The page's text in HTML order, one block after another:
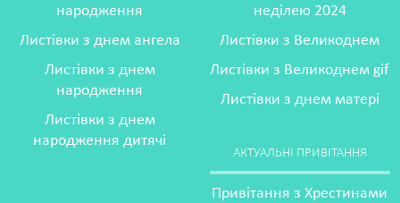
народження
Листівки з днем ангела
Листівки з днем
народження
Листівки з днем
народження дитячі
неділею 2024
Листівки з Великоднем
Листівки з Великоднем gif
Листівки з днем матері
АКТУАЛЬНІ ПРИВІТАННЯ
Привітання з Хрестинами